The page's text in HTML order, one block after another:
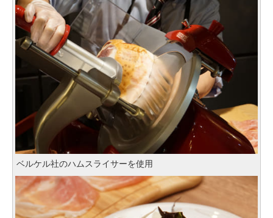
ベルケル社のハムスライサーを使用